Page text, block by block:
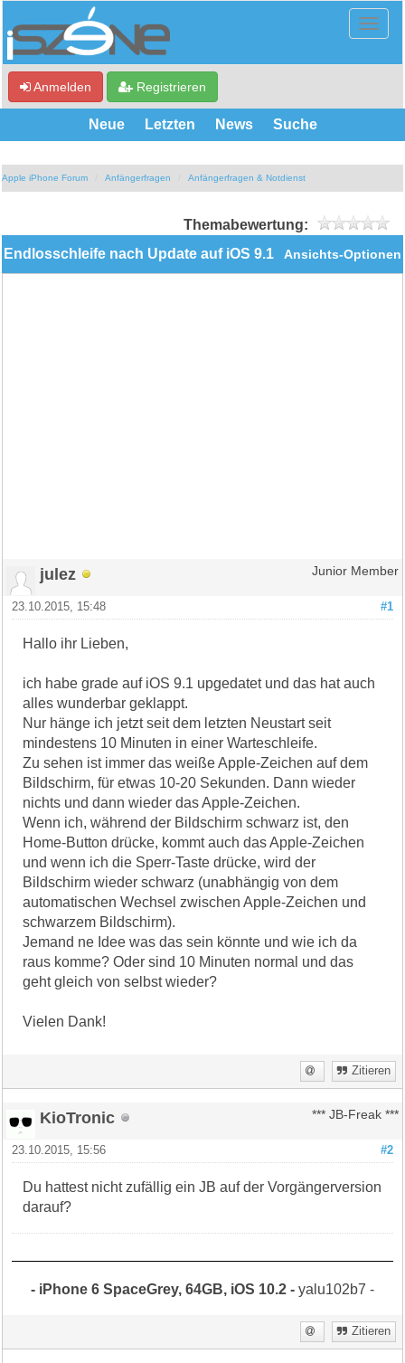
Anmelden Registrieren
Neue Letzten News Suche
Apple iPhone Forum Anfängerfragen Anfängerfragen & Notdienst
Themabewertung:
Ansichts-Optionen
Endlosschleife nach Update auf iOS 9.1
julez Junior Member
#1
23.10.2015, 15:48
Hallo ihr Lieben,
ich habe grade auf iOS 9.1 upgedatet und das hat auch
alles wunderbar geklappt.
Nur hänge ich jetzt seit dem letzten Neustart seit
mindestens 10 Minuten in einer Warteschleife.
Zu sehen ist immer das weiße Apple-Zeichen auf dem
Bildschirm, für etwas 10-20 Sekunden. Dann wieder
nichts und dann wieder das Apple-Zeichen.
Wenn ich, während der Bildschirm schwarz ist, den
Home-Button drücke, kommt auch das Apple-Zeichen
und wenn ich die Sperr-Taste drücke, wird der
Bildschirm wieder schwarz (unabhängig von dem
automatischen Wechsel zwischen Apple-Zeichen und
schwarzem Bildschirm).
Jemand ne Idee was das sein könnte und wie ich da
raus komme? Oder sind 10 Minuten normal und das
geht gleich von selbst wieder?
Vielen Dank!
Zitieren
KioTronic *** JB-Freak ***
#2
23.10.2015, 15:56
Du hattest nicht zufällig ein JB auf der Vorgängerversion
darauf?
- iPhone 6 SpaceGrey, 64GB, iOS 10.2 -yalu102b7 -
Zitieren